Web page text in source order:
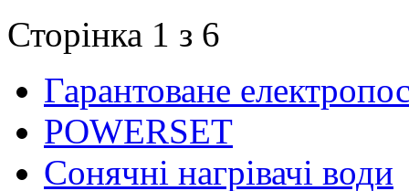
Сторінка 1 з 6
Гарантоване
POWERSET
Сонячні нагрівачі води